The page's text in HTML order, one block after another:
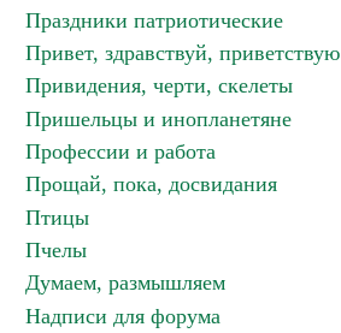
Праздники патриотические
Привет, здравствуй, приветствую
Привидения, черти, скелеты
Пришельцы и инопланетяне
Профессии и работа
Прощай, пока, досвидания
Птицы
Пчелы
Думаем, размышляем
Надписи для форума